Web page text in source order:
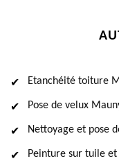
Etanchéité toiture
Pose de velux
Nettoyage et pose
Peinture sur tuile